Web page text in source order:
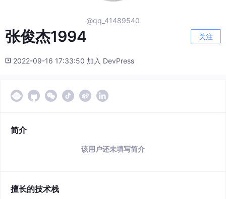
@qq_41489540
张俊杰1994 关注
2022-09-16 17:33:50 加入 DevPress
简介
该用户还未填写简介
擅长的技术栈